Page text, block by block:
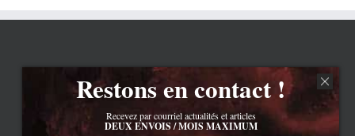
Restons en contact !
Recevez par courriel actualités et articles
DEUX ENVOIS / MOIS MAXIMUM